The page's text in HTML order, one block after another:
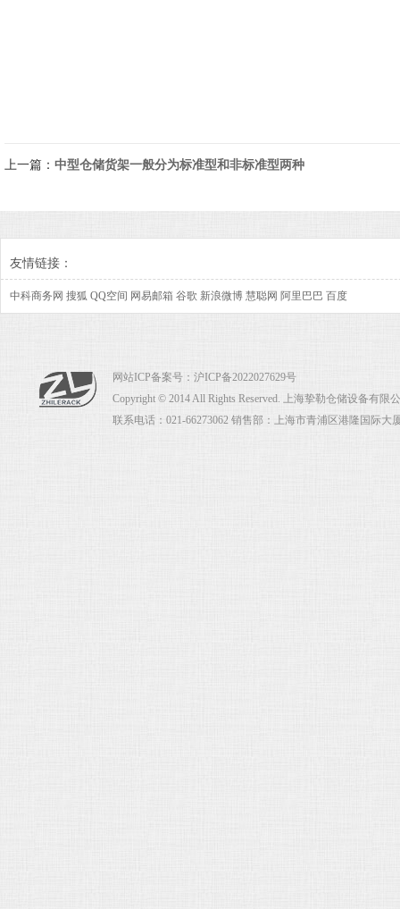
上一篇： 中型仓储货架一般分为标准型和非标准型两种
友情链接：
中科商务网 搜狐 QQ空间 网易邮箱 谷歌 新浪微博 慧聪网 阿里巴巴 百度
网站ICP备案号： 沪ICP备2022027629号
Copyright © 2014 All Rights Reserved. 上海挚勒仓储设备有限
联系电话：021-66273062 销售部：上海市青浦区港隆国际